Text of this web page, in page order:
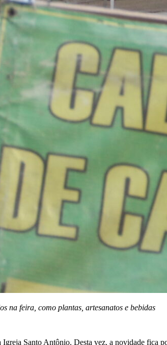
na feira, como plantas, artesanatos e bebidas
Santo Antônio. Desta vez, a novidade fica